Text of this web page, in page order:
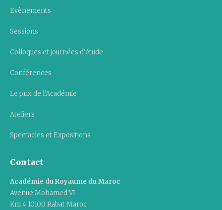
Evènements
Sessions
Colloques et journées d’étude
Conférences
Le prix de l’Académie
Ateliers
Spectacles et Expositions
Contact
Académie du Royaume du Maroc
Avenue Mohamed VI
Km 4 10100 Rabat Maroc